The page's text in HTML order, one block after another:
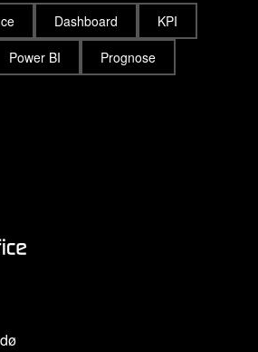
Dashboard
KPI
Power BI
Prognose